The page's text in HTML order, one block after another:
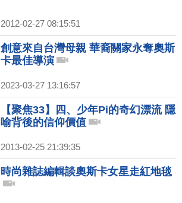
2012-02-27 08:15:51
創意來自台灣母親 華裔關家永奪奧斯
卡最佳導演
2023-03-27 13:16:57
【聚焦33】四、少年Pi的奇幻漂流 隱
喻背後的信仰價值
2013-02-25 21:39:35
時尚雜誌編輯談奧斯卡女星走紅地毯